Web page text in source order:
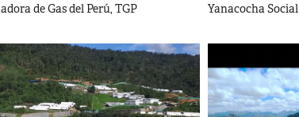
de Gas del Perú, TGP Yanacocha Social